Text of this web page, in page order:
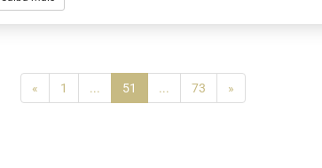
« 1 ... 51 (current)
... 73 »